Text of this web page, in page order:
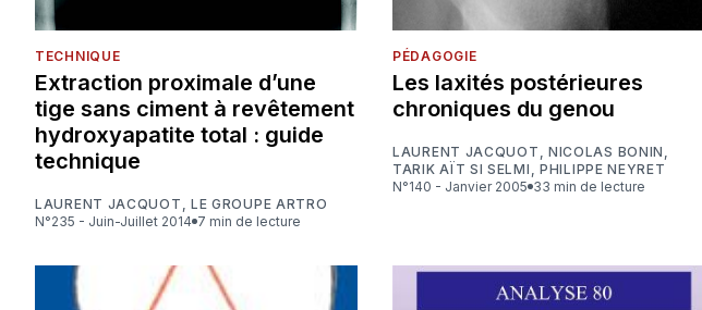
TECHNIQUE
Extraction proximale d’une
tige sans ciment à revêtement
hydroxyapatite total : guide
technique
LAURENT JACQUOT
LE GROUPE ARTRO
N°235 - Juin-Juillet 2014
7 min de lecture
PÉDAGOGIE
Les laxités postérieures
chroniques du genou
LAURENT JACQUOT NICOLAS BONIN
TARIK AÏT SI SELMI
,PHILIPPE NEYRET
N°140 - Janvier 2005
33 min de lecture